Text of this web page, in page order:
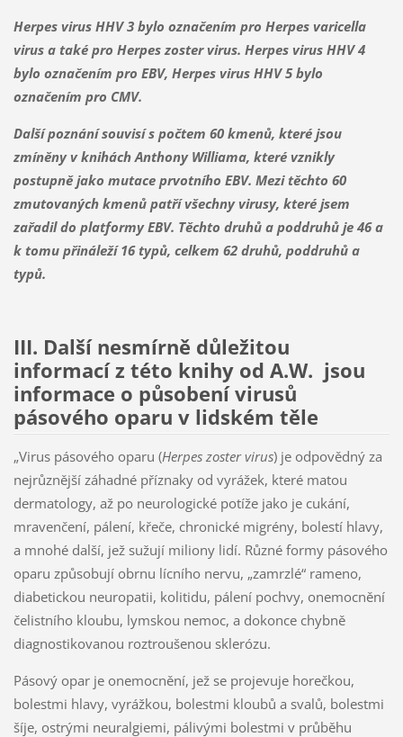
Herpes virus HHV 3 bylo označením pro Herpes varicella
virus a také pro Herpes zoster virus. Herpes virus HHV 4
bylo označením pro EBV, Herpes virus HHV 5 bylo
označením pro CMV.
Další poznání souvisí s počtem 60 kmenů, které jsou
zmíněny v knihách Anthony Williama, které vznikly
postupně jako mutace prvotního EBV. Mezi těchto 60
zmutovaných kmenů patří všechny virusy, které jsem
zařadil do platformy EBV. Těchto druhů a poddruhů je 46 a
k tomu přináleží 16 typů, celkem 62 druhů, poddruhů a
typů.
III. Další nesmírně důležitou
informací z této knihy od A.W. jsou
informace o působení virusů
pásového oparu v lidském těle
„Virus pásového oparu (Herpes zoster virus) je odpovědný za
nejrůznější záhadné příznaky od vyrážek, které matou
dermatology, až po neurologické potíže jako je cukání,
mravenčení, pálení, křeče, chronické migrény, bolestí hlavy,
a mnohé další, jež sužují miliony lidí. Různé formy pásového
oparu způsobují obrnu lícního nervu, „zamrzlé“ rameno,
diabetickou neuropatii, kolitidu, pálení pochvy, onemocnění
čelistního kloubu, lymskou nemoc, a dokonce chybně
diagnostikovanou roztroušenou sklerózu.
Pásový opar je onemocnění, jež se projevuje horečkou,
bolestmi hlavy, vyrážkou, bolestmi kloubů a svalů, bolestmi
šíje, ostrými neuralgiemi, pálivými bolestmi v průběhu